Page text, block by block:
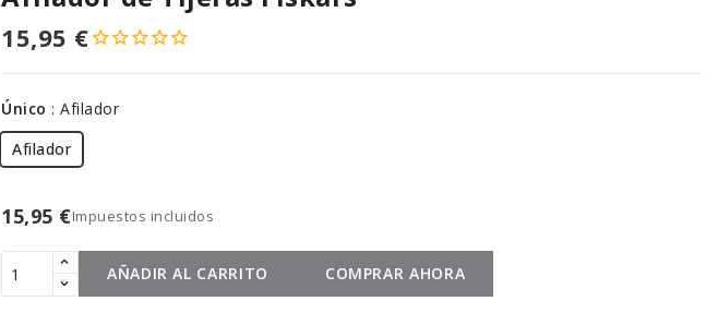
15,95 €
Único : Afilador
Afilador
15,95 €Impuestos incluidos
AÑADIR AL CARRITO COMPRAR AHORA